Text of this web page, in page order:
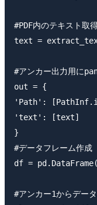
#PDF内のテキスト取
text =
#アンカー出力用に
out = {
'Path':
'text': [text]
}
#データフレーム作成
df =
#アンカー1からデー